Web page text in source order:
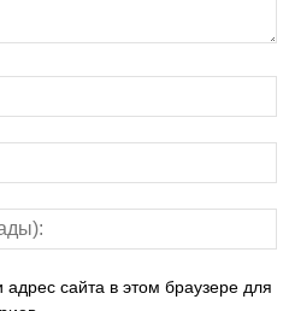
сайта в этом браузере для